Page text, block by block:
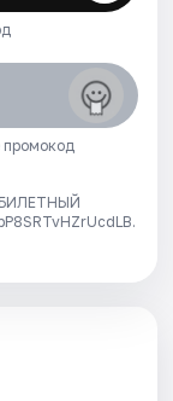
промокод